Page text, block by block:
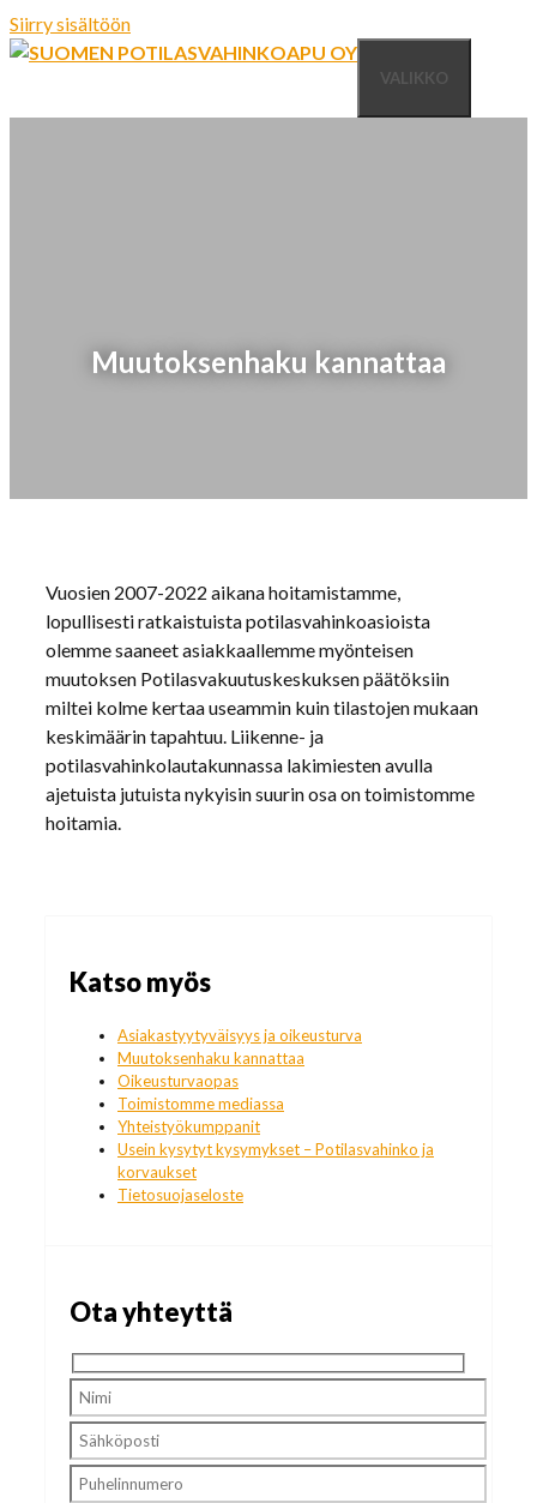
Siirry sisältöön
VALIKKO
Muutoksenhaku kannattaa
Vuosien 2007-2022 aikana hoitamistamme,
lopullisesti ratkaistuista potilasvahinkoasioista
olemme saaneet asiakkaallemme myönteisen
muutoksen Potilasvakuutuskeskuksen päätöksiin
miltei kolme kertaa useammin kuin tilastojen mukaan
keskimäärin tapahtuu. Liikenne- ja
potilasvahinkolautakunnassa lakimiesten avulla
ajetuista jutuista nykyisin suurin osa on toimistomme
hoitamia.
Katso myös
Asiakastyytyväisyys ja oikeusturva
Muutoksenhaku kannattaa
Oikeusturvaopas
Toimistomme mediassa
Yhteistyökumppanit
Usein kysytyt kysymykset – Potilasvahinko ja
korvaukset
Tietosuojaseloste
Ota yhteyttä